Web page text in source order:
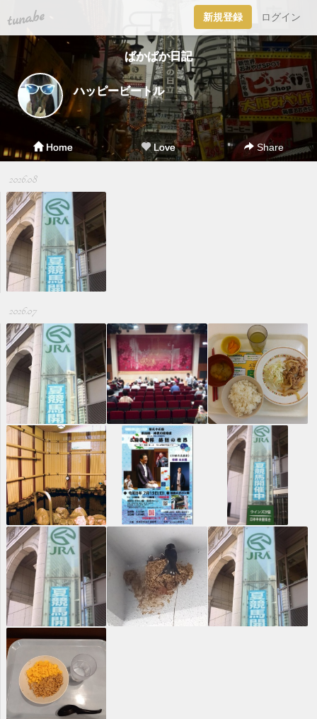
tuna.be 新規登録 ログイン
ぱかぱか日記
ハッピービートル
Home Love Share
2026.08
2026.07